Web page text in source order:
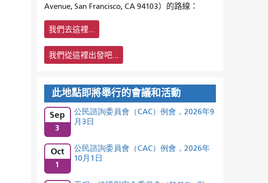
Avenue, San Francisco, CA 94103）的路線：
我們去這裡…
我們從這裡出發吧…
此地點即將舉行的會議和活動
Sep
3
公民諮詢委員會（CAC）例會，2026年9
月3日
Oct
1
公民諮詢委員會（CAC）例會，2026年
10月1日